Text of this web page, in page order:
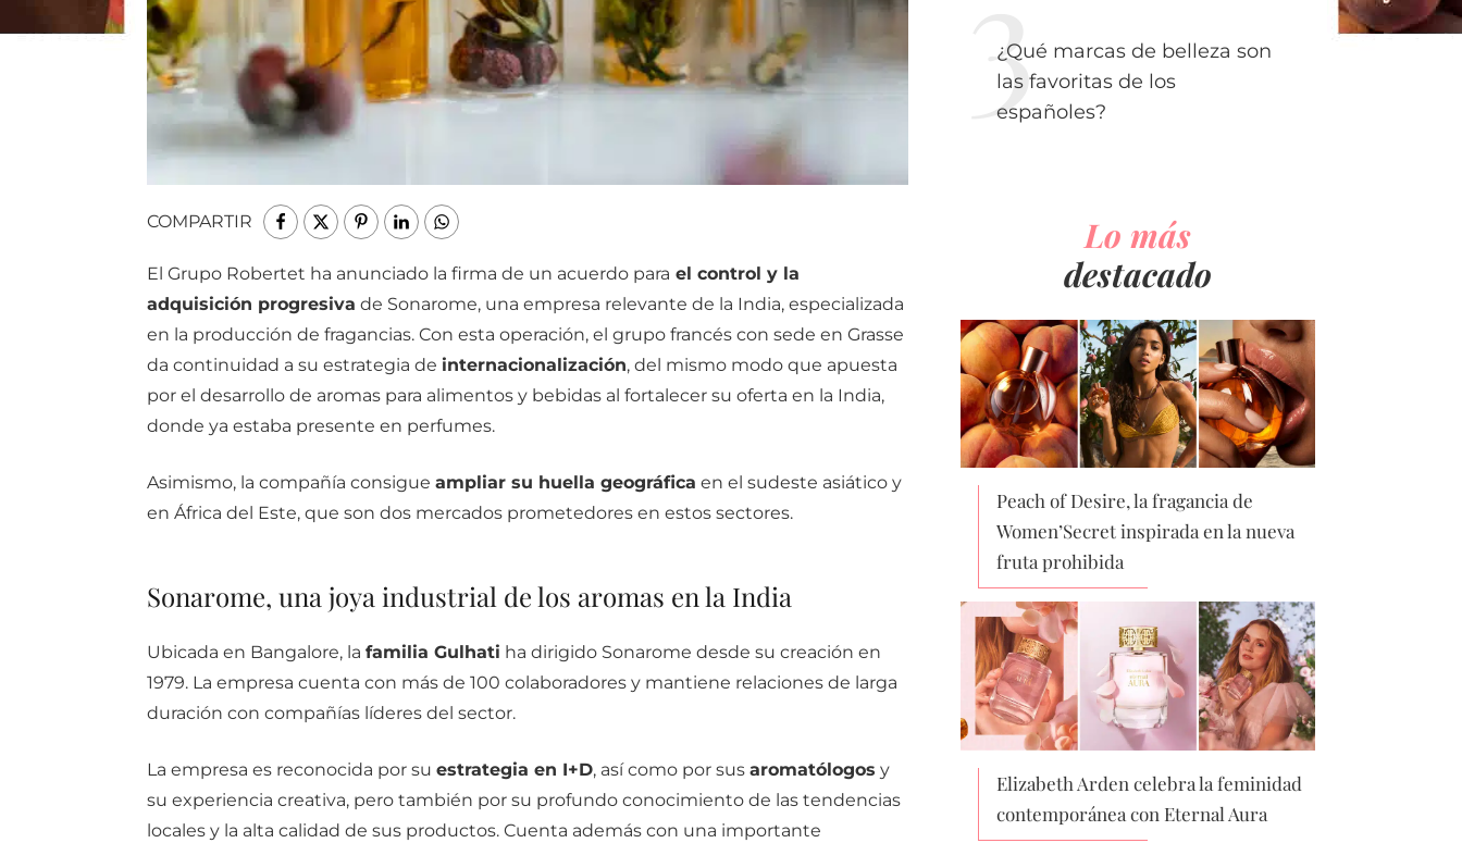
COMPARTIR
El Grupo Robertet ha anunciado la firma de un acuerdo para el control y la
adquisición progresiva de Sonarome, una empresa relevante de la India, especializada
en la producción de fragancias. Con esta operación, el grupo francés con sede en Grasse
da continuidad a su estrategia de internacionalización, del mismo modo que apuesta
por el desarrollo de aromas para alimentos y bebidas al fortalecer su oferta en la India,
donde ya estaba presente en perfumes.
Asimismo, la compañía consigue ampliar su huella geográfica en el sudeste asiático y
en África del Este, que son dos mercados prometedores en estos sectores.
Sonarome, una joya industrial de los aromas en la India
Ubicada en Bangalore, la familia Gulhati ha dirigido Sonarome desde su creación en
1979. La empresa cuenta con más de 100 colaboradores y mantiene relaciones de larga
duración con compañías líderes del sector.
La empresa es reconocida por su estrategia en I+D, así como por sus aromatólogos y
su experiencia creativa, pero también por su profundo conocimiento de las tendencias
locales y la alta calidad de sus productos. Cuenta además con una importante
¿Qué marcas de belleza son
las favoritas de los
españoles?
Lo más
destacado
Peach of Desire, la fragancia de
Women’Secret inspirada en la nueva
fruta prohibida
Elizabeth Arden celebra la feminidad
contemporánea con Eternal Aura